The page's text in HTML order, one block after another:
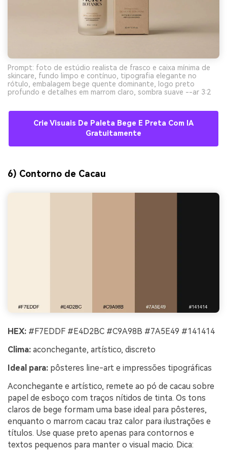
Prompt: foto de estúdio realista de frasco e caixa mínima de
skincare, fundo limpo e contínuo, tipografia elegante no
rótulo, embalagem bege quente dominante, logo preto
profundo e detalhes em marrom claro, sombra suave --ar 3:2
Crie Visuais De Paleta Bege E Preta Com IA
Gratuitamente
6) Contorno de Cacau
HEX: #F7EDDF #E4D2BC #C9A98B #7A5E49 #141414
Clima: aconchegante, artístico, discreto
Ideal para: pôsteres line-art e impressões tipográficas
Aconchegante e artístico, remete ao pó de cacau sobre
papel de esboço com traços nítidos de tinta. Os tons
claros de bege formam uma base ideal para pôsteres,
enquanto o marrom cacau traz calor para ilustrações e
títulos. Use quase preto apenas para contornos e
textos pequenos para manter o visual macio. Dica: